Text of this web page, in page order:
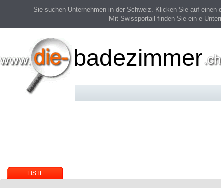
Sie suchen Unternehmen in der Schweiz. Klicken Sie auf
Mit Swissportail finden Sie ein-e
badezimmer
LISTE